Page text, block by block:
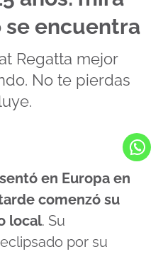
se encuentra
Regatta mejor
No te pierdas
en Europa en
comenzó su
local. Su
por su